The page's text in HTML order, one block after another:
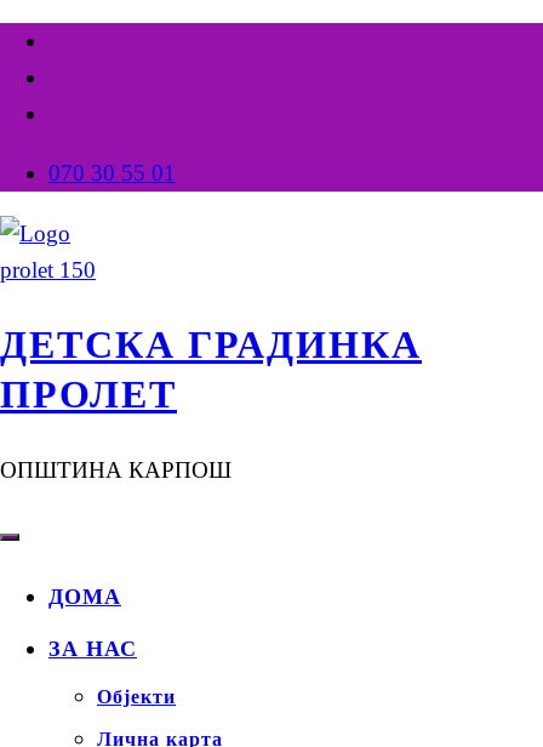
070 30 55 01
ДЕТСКА ГРАДИНКА
ПРОЛЕТ
ОПШТИНА КАРПОШ
ДОМА
ЗА НАС
Објекти
Лична карта